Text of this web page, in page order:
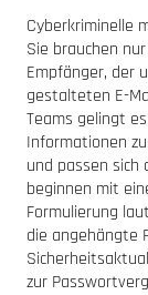
Cyberkriminelle
Sie brauchen
Empfänger, der
gestalteten E-
Teams gelingt
Informationen
und passen sich
beginnen mit
Formulierung
die angehängte
zur